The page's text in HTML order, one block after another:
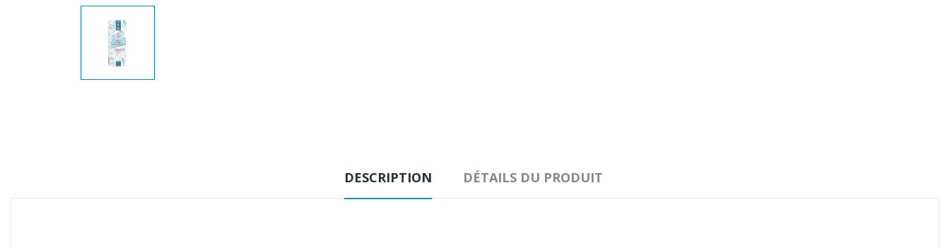
DESCRIPTION DÉTAILS DU PRODUIT